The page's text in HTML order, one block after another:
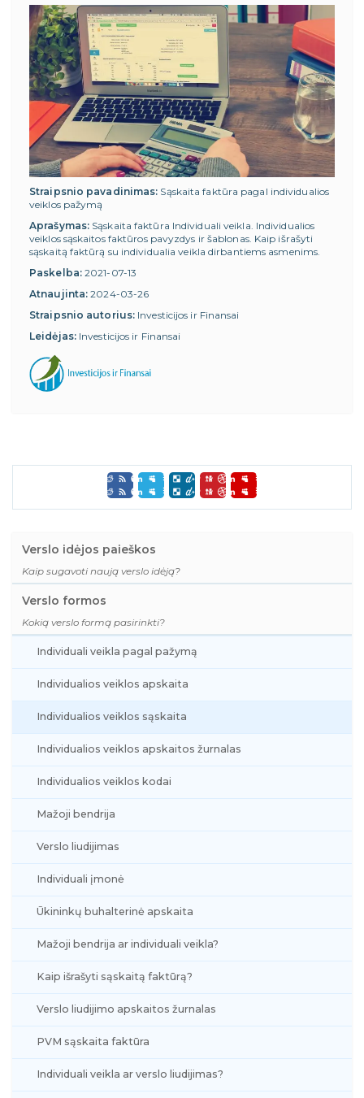
Straipsnio pavadinimas: Sąskaita faktūra pagal individualios
veiklos pažymą
Aprašymas: Sąskaita faktūra Individuali veikla. Individualios
veiklos sąskaitos faktūros pavyzdys ir šablonas. Kaip išrašyti
sąskaitą faktūrą su individualia veikla dirbantiems asmenims.
Paskelba: 2021-07-13
Atnaujinta: 2024-03-26
Straipsnio autorius: Investicijos ir Finansai
Leidėjas: Investicijos ir Finansai
Verslo idėjos paieškos
Kaip sugavoti naują verslo idėją?
Verslo formos
Kokią verslo formą pasirinkti?
Individuali veikla pagal pažymą
Individualios veiklos apskaita
Individualios veiklos sąskaita
Individualios veiklos apskaitos žurnalas
Individualios veiklos kodai
Mažoji bendrija
Verslo liudijimas
Individuali įmonė
Ūkininkų buhalterinė apskaita
Mažoji bendrija ar individuali veikla?
Kaip išrašyti sąskaitą faktūrą?
Verslo liudijimo apskaitos žurnalas
PVM sąskaita faktūra
Individuali veikla ar verslo liudijimas?